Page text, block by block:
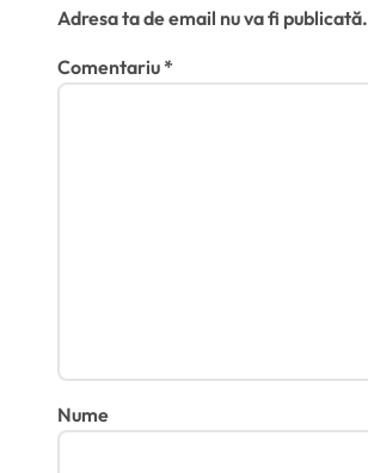
e
Adresa ta de email nu va fi publicată.
Comentariu*
Nume